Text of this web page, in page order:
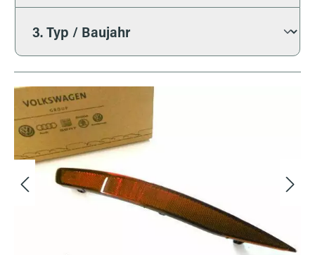
Bildergalerie überspringen